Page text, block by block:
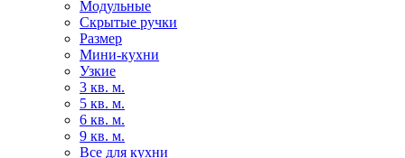
Модульные
Скрытые ручки
Размер
Мини-кухни
Узкие
3 кв. м.
5 кв. м.
6 кв. м.
9 кв. м.
Все для кухни